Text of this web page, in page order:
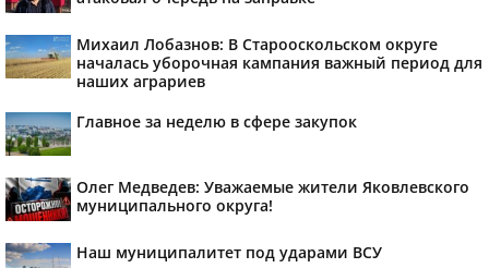
Михаил Лобазнов: В Старооскольском округе
началась уборочная кампания важный период для
наших аграриев
Главное за неделю в сфере закупок
Олег Медведев: Уважаемые жители Яковлевского
муниципального округа!
Наш муниципалитет под ударами ВСУ